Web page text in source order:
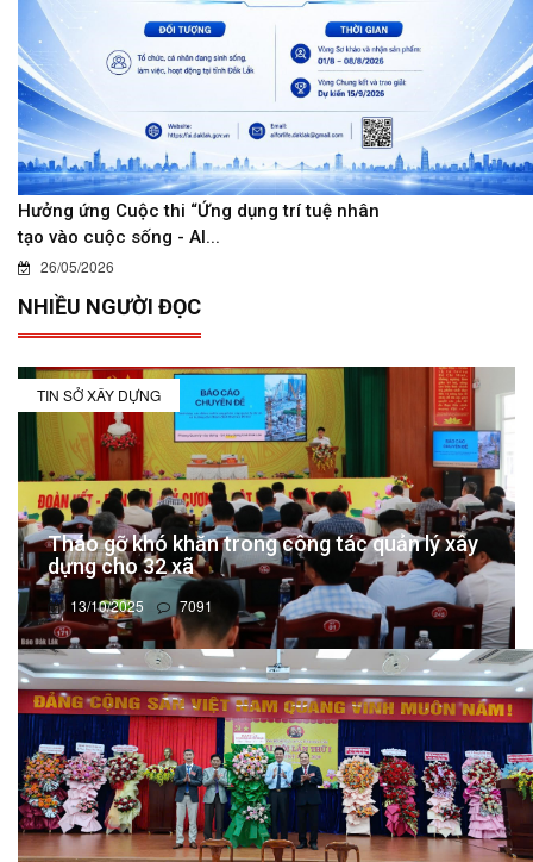
Hưởng ứng Cuộc thi “Ứng dụng trí tuệ nhân
tạo vào cuộc sống - AI...
26/05/2026
NHIỀU NGƯỜI ĐỌC
TIN SỞ XÂY DỰNG
Tháo gỡ khó khăn trong công tác quản lý xây
dựng cho 32 xã
13/10/2025 7091